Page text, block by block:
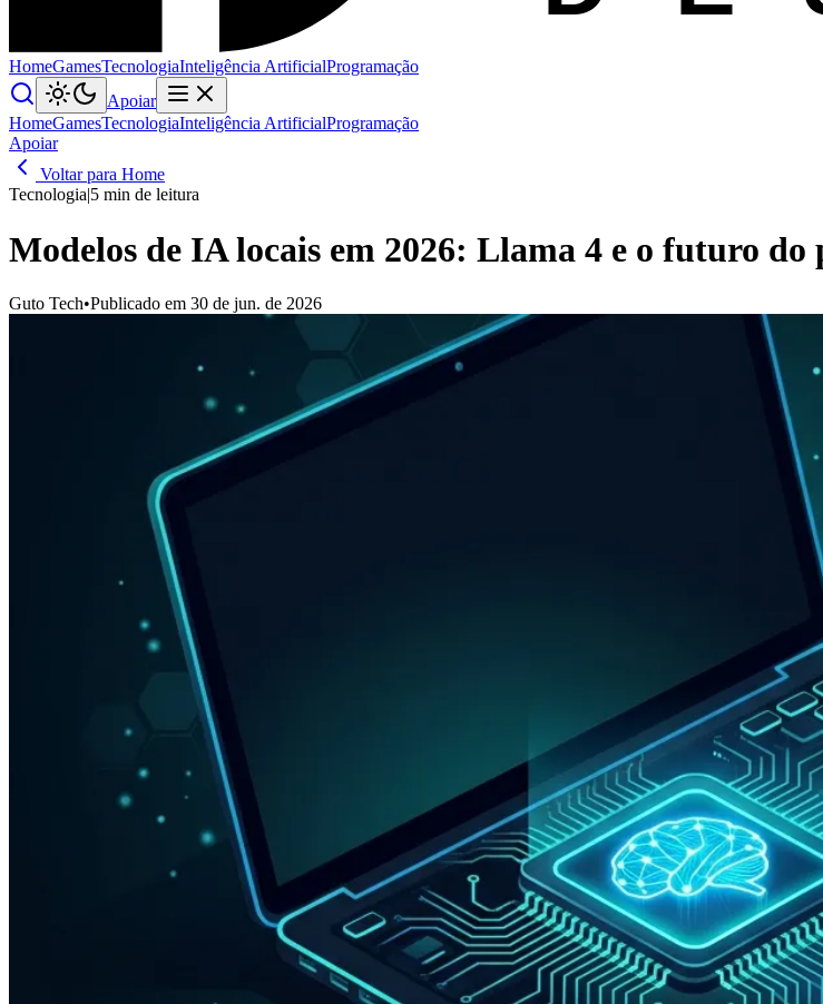
HomeGamesTecnologiaInteligência ArtificialProgramação
Apoiar
HomeGamesTecnologiaInteligência ArtificialProgramação
Apoiar
Voltar para Home
Tecnologia|5 min de leitura
Modelos de IA locais em 2026: Llama 4 e o futuro do
Guto Tech•Publicado em 30 de jun. de 2026